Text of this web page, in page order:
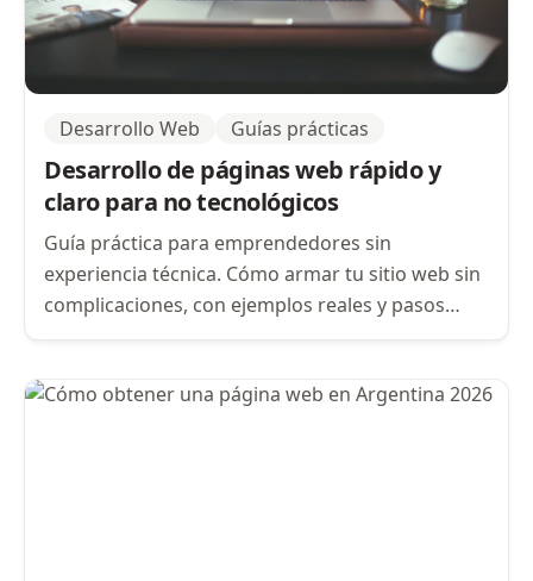
Desarrollo Web Guías prácticas
Desarrollo de páginas web rápido y
claro para no tecnológicos
Guía práctica para emprendedores sin
experiencia técnica. Cómo armar tu sitio web sin
complicaciones, con ejemplos reales y pasos